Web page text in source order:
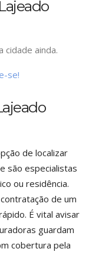
cidade ainda.
se!
de localizar
são especialistas
ou residência.
de um
É vital avisar
guardam
cobertura pela